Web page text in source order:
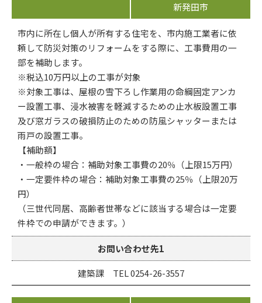
新発田市
市内に所在し個人が所有する住宅を、市内施工業者に依
頼して防災対策のリフォームをする際に、工事費用の一
部を補助します。
※税込10万円以上の工事が対象
※対象工事は、屋根の雪下ろし作業用の命綱固定アンカ
ー設置工事、浸水被害を軽減するための止水板設置工事
及び窓ガラスの破損防止のための防風シャッターまたは
雨戸の設置工事。
【補助額】
・一般枠の場合：補助対象工事費の20％（上限15万円）
・一定要件枠の場合：補助対象工事費の25％（上限20万
円）
（三世代同居、高齢者世帯などに該当する場合は一定要
件枠での申請ができます。）
お問い合わせ先1
建築課 TEL 0254-26-3557